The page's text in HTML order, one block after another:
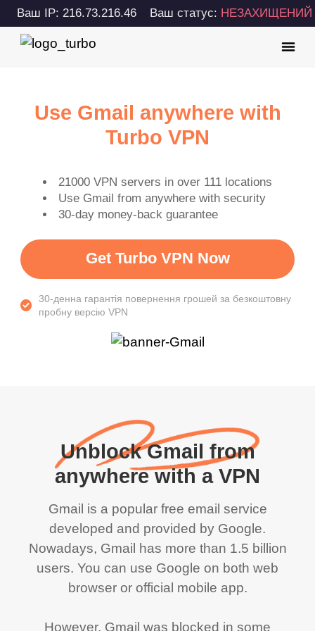
Ваш IP: 216.73.216.46 Ваш статус: НЕЗАХИЩЕНИЙ
Use Gmail anywhere with
Turbo VPN
21000 VPN servers in over 111 locations
Use Gmail from anywhere with security
30-day money-back guarantee
Get Turbo VPN Now
30-денна гарантія повернення грошей за безкоштовну
пробну версію VPN
Unblock Gmail from
anywhere with a VPN
Gmail is a popular free email service
developed and provided by Google.
Nowadays, Gmail has more than 1.5 billion
users. You can use Google on both web
browser or official mobile app.
However, Gmail was blocked in some